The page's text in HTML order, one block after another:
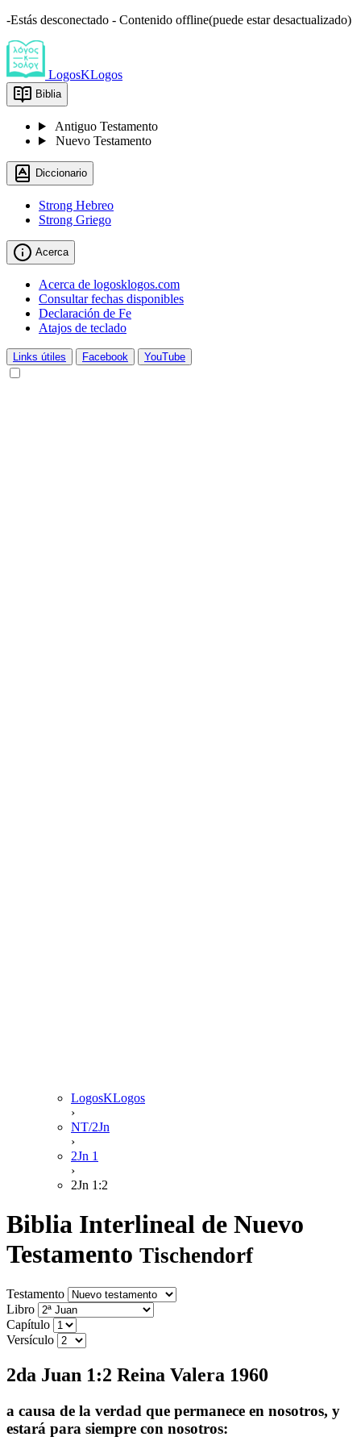
-Estás desconectado - Contenido offline(puede estar desactualizado)
LogosKLogos
Biblia
Antiguo Testamento
Nuevo Testamento
Diccionario
Strong Hebreo
Strong Griego
Acerca
Acerca de logosklogos.com
Consultar fechas disponibles
Declaración de Fe
Atajos de teclado
Links útiles Facebook YouTube
LogosKLogos
›
NT/2Jn
›
2Jn 1
›
2Jn 1:2
Biblia Interlineal de Nuevo
Testamento Tischendorf
Testamento
Libro
Capítulo
Versículo
2da Juan 1:2 Reina Valera 1960
a causa de la verdad que permanece en nosotros, y
estará para siempre con nosotros: